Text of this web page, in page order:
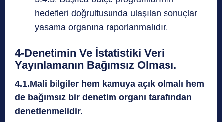
hedefleri doğrultusunda ulaşılan sonuçlar
yasama organına raporlanmalıdır.
4-Denetimin Ve İstatistiki Veri
Yayınlamanın Bağımsız Olması.
4.1.Mali bilgiler hem kamuya açık olmalı hem
de bağımsız bir denetim organı tarafından
denetlenmelidir.